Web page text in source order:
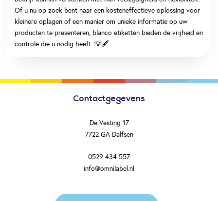
Of u nu op zoek bent naar een kosteneffectieve oplossing voor
kleinere oplagen of een manier om unieke informatie op uw
producten te presenteren, blanco etiketten bieden de vrijheid en
controle die u nodig heeft. 💡🖋️
Contactgegevens
De Vesting 17
7722 GA Dalfsen
0529 434 557
info@omnilabel.nl